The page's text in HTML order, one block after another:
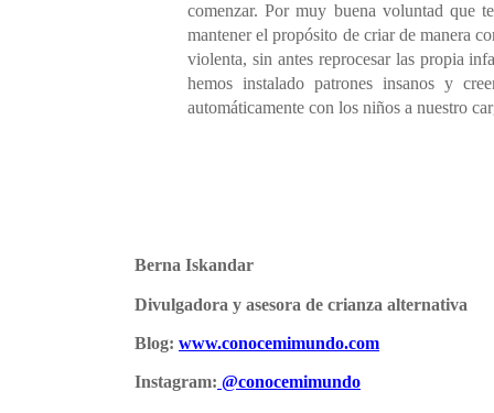
comenzar. Por muy buena voluntad que
mantener el propósito de criar de manera
violenta, sin antes reprocesar las propia
hemos instalado patrones insanos y
automáticamente con los niños a nuestro
Berna Iskandar
Divulgadora y asesora de crianza alternativa
Blog: www.conocemimundo.com
Instagram: @conocemimundo